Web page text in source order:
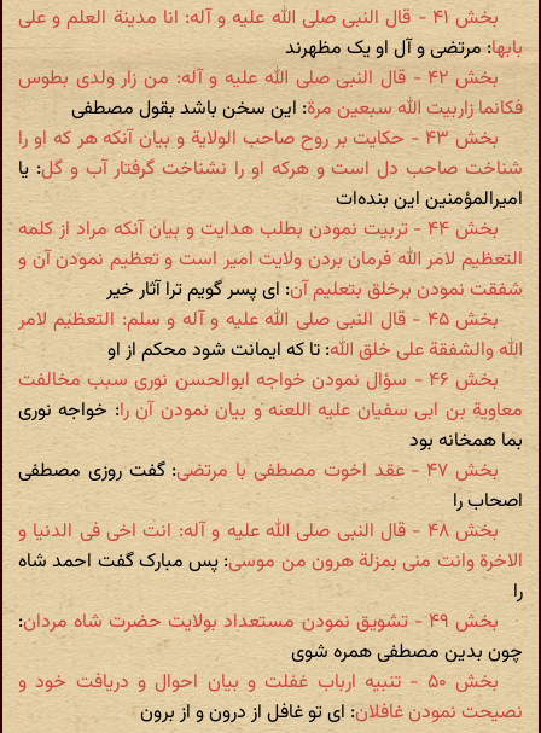
بخش ۴۱ - قال النبی صلی الله علیه و آله: انا مدینة العلم و علی
بابها: مرتضی و آل او یک مظهرند
بخش ۴۲ - قال النبی صلی الله علیه و آله: من زار ولدی بطوس
فکانما زاربیت الله سبعین مرة: این سخن باشد بقول مصطفی
بخش ۴۳ - حکایت بر روح صاحب الولایة و بیان آنکه هر که او را
شناخت صاحب دل است و هرکه او را نشناخت گرفتار آب و گل: یا
امیرالمؤمنین این بنده‌ات
بخش ۴۴ - تربیت نمودن بطلب هدایت و بیان آنکه مراد از کلمه
التعظیم لامر الله فرمان بردن ولایت امیر است و تعظیم نمودن آن و
شفقت نمودن برخلق بتعلیم آن: ای پسر گویم ترا آثار خیر
بخش ۴۵ - قال النبی صلی الله علیه و آله و سلم: التعظیم لامر
الله والشفقة علی خلق الله: تا که ایمانت شود محکم از او
بخش ۴۶ - سؤال نمودن خواجه ابوالحسن نوری سبب مخالفت
معاویة بن ابی سفیان علیه اللعنه و بیان نمودن آن را: خواجه نوری
بما همخانه بود
بخش ۴۷ - عقد اخوت مصطفی با مرتضی
: گفت روزی مصطفی
اصحاب را
بخش ۴۸ - قال النبی صلی الله علیه و آله: انت اخی فی الدنیا و
الاخرة وانت منی بمزلة هرون من موسی: پس مبارک گفت احمد شاه
را
بخش ۴۹ - تشویق نمودن مستعداد بولایت حضرت شاه مردان
:
چون بدین مصطفی همره شوی
بخش ۵۰ - تنبیه ارباب غفلت و بیان احوال و دریافت خود و
نصیحت نمودن غافلان: ای تو غافل از درون و از برون